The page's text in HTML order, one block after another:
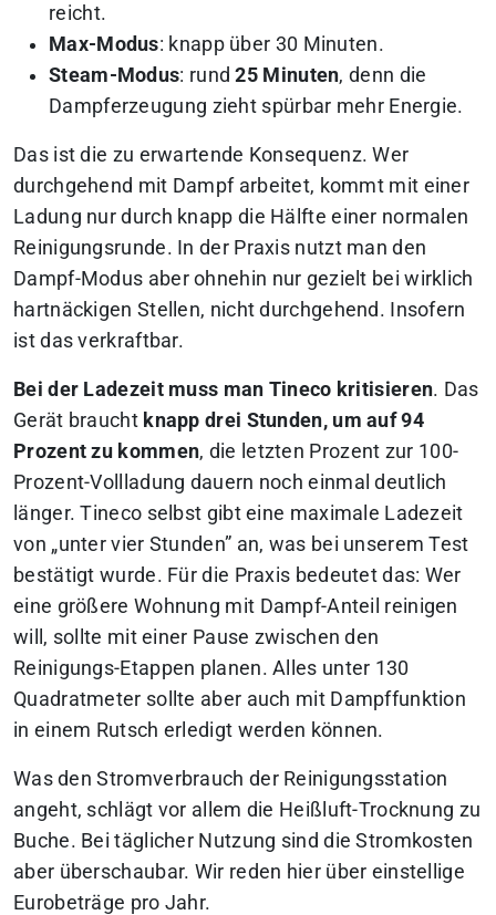
reicht.
Max-Modus: knapp über 30 Minuten.
Steam-Modus: rund25 Minuten, denn die
Dampferzeugung zieht spürbar mehr Energie.
Das ist die zu erwartende Konsequenz. Wer
durchgehend mit Dampf arbeitet, kommt mit einer
Ladung nur durch knapp die Hälfte einer normalen
Reinigungsrunde. In der Praxis nutzt man den
Dampf-Modus aber ohnehin nur gezielt bei wirklich
hartnäckigen Stellen, nicht durchgehend. Insofern
ist das verkraftbar.
Bei der Ladezeit muss man Tineco kritisieren. Das
Gerät braucht knapp drei Stunden, um auf 94
Prozent zu kommen, die letzten Prozent zur 100-
Prozent-Vollladung dauern noch einmal deutlich
länger. Tineco selbst gibt eine maximale Ladezeit
von „unter vier Stunden” an, was bei unserem Test
bestätigt wurde. Für die Praxis bedeutet das: Wer
eine größere Wohnung mit Dampf-Anteil reinigen
will, sollte mit einer Pause zwischen den
Reinigungs-Etappen planen. Alles unter 130
Quadratmeter sollte aber auch mit Dampffunktion
in einem Rutsch erledigt werden können.
Was den Stromverbrauch der Reinigungsstation
angeht, schlägt vor allem die Heißluft-Trocknung zu
Buche. Bei täglicher Nutzung sind die Stromkosten
aber überschaubar. Wir reden hier über einstellige
Eurobeträge pro Jahr.